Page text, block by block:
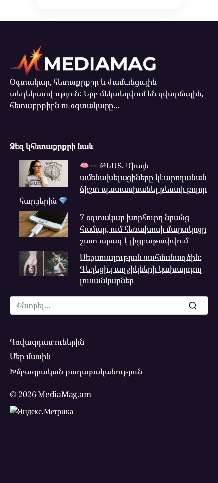
Օգտակար, հետաքրքիր և ժամանցային
տեղեկատվություն: Երբ մեկտեղվում են զվարճալին,
հետաքրքիրն ու օգտակարը...
Ձեզ կհետաքրքրի նաև
ԹԵՍՏ. Միայն
ամենախելացիները կկարողանան
ճիշտ պատասխանել թեստի բոլոր
հարցերին
7 օգտակար խորհուրդ նրանց
համար, ում հեռախոսի մարտկոցը
շատ արագ է լիցքաթափվում
Սեքսուալության սահմանագծին։
Գեղեցիկ աղջիկների կախարդող
լուսանկարներ
Search
for:
Գովազդատուներին
Մեր մասին
Խմբագրական քաղաքականություն
© 2026 MediaMag.am